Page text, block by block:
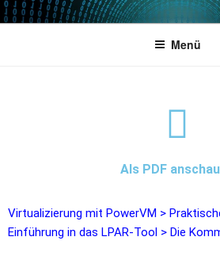
POWERCAMPUS
Home of the LPAR-Tool
Menü
Als PDF
Virtualizierung mit PowerVM >
Einführung in das LPAR-Tool > Die